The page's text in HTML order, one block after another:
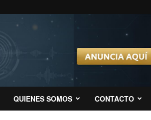
QUIENES SOMOS CONTACTO